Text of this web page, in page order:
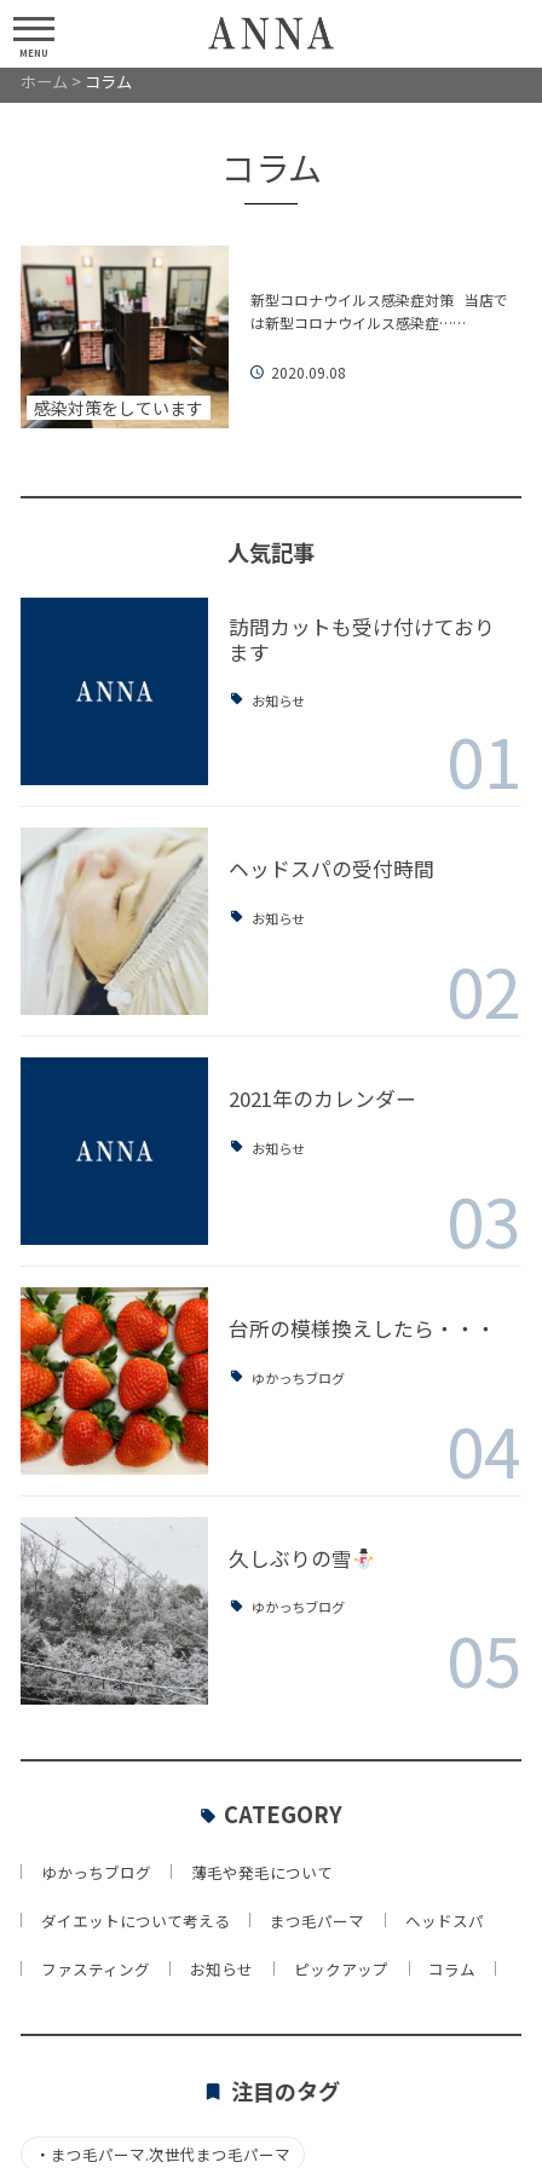
MENU
ホーム > コラム
コラム
感染対策をしています
新型コロナウイルス感染症対策 当店で
は新型コロナウイルス感染症……
2020.09.08
人気記事
訪問カットも受け付けており
ます
お知らせ
01
ヘッドスパの受付時間
お知らせ
02
2021年のカレンダー
お知らせ
03
台所の模様換えしたら・・・
ゆかっちブログ
04
久しぶりの雪
ゆかっちブログ
05
CATEGORY
ゆかっちブログ 薄毛や発毛について
ダイエットについて考える まつ毛パーマ ヘッドスパ
ファスティング お知らせ ピックアップ コラム
注目のタグ
・ まつ毛パーマ.次世代まつ毛パーマ